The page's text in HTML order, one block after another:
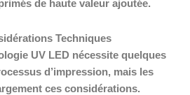
de haute valeur ajoutée.
Techniques
UV LED nécessite quelques
d’impression, mais les
ces considérations.